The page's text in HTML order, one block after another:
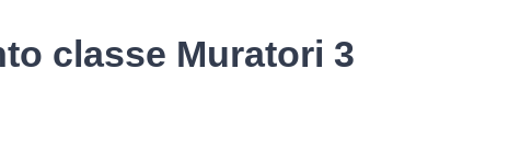
classe Muratori 3